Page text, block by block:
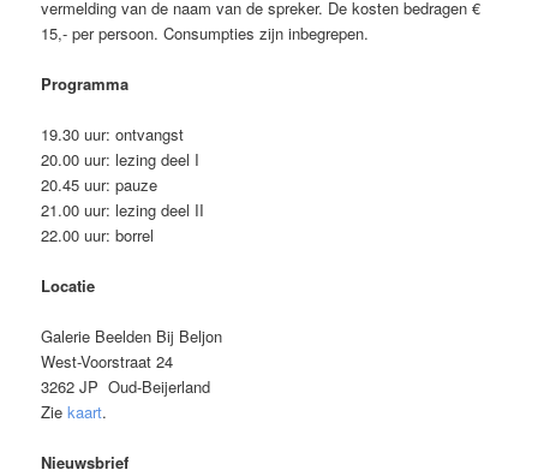
vermelding van de naam van de spreker. De kosten bedragen €
15,- per persoon. Consumpties zijn inbegrepen.
Programma
19.30 uur: ontvangst
20.00 uur: lezing deel I
20.45 uur: pauze
21.00 uur: lezing deel II
22.00 uur: borrel
Locatie
Galerie Beelden Bij Beljon
West-Voorstraat 24
3262 JP Oud-Beijerland
Ziekaart.
Nieuwsbrief